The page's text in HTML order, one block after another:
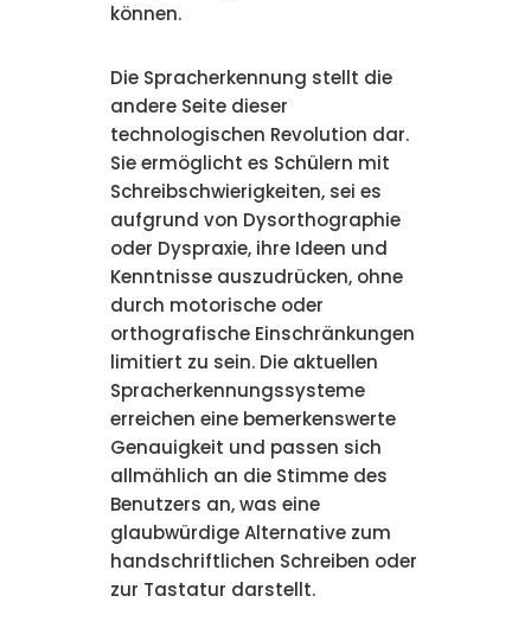
können.
Die Spracherkennung stellt die
andere Seite dieser
technologischen Revolution dar.
Sie ermöglicht es Schülern mit
Schreibschwierigkeiten, sei es
aufgrund von Dysorthographie
oder Dyspraxie, ihre Ideen und
Kenntnisse auszudrücken, ohne
durch motorische oder
orthografische Einschränkungen
limitiert zu sein. Die aktuellen
Spracherkennungssysteme
erreichen eine bemerkenswerte
Genauigkeit und passen sich
allmählich an die Stimme des
Benutzers an, was eine
glaubwürdige Alternative zum
handschriftlichen Schreiben oder
zur Tastatur darstellt.